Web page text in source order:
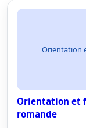
Orientation
Orientation et
romande